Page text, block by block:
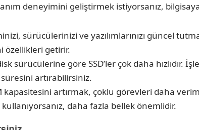
deneyimini geliştirmek istiyorsanız,
sürücülerinizi ve yazılımlarınızı güncel
özellikleri getirir.
sürücülerine göre SSD’ler çok daha hızlıdır.
süresini artırabilirsiniz.
kapasitesini artırmak, çoklu görevleri daha
daha fazla bellek önemlidir.